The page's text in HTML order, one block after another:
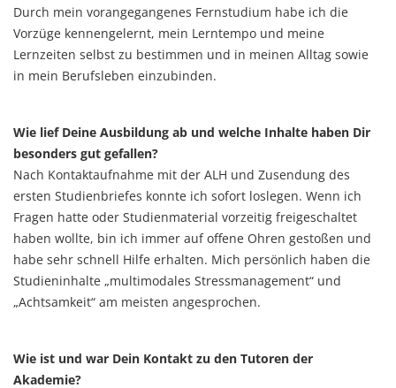
Durch mein vorangegangenes Fernstudium habe ich die
Vorzüge kennengelernt, mein Lerntempo und meine
Lernzeiten selbst zu bestimmen und in meinen Alltag sowie
in mein Berufsleben einzubinden.
Wie lief Deine Ausbildung ab und welche Inhalte haben Dir
besonders gut gefallen?
Nach Kontaktaufnahme mit der ALH und Zusendung des
ersten Studienbriefes konnte ich sofort loslegen. Wenn ich
Fragen hatte oder Studienmaterial vorzeitig freigeschaltet
haben wollte, bin ich immer auf offene Ohren gestoßen und
habe sehr schnell Hilfe erhalten. Mich persönlich haben die
Studieninhalte „multimodales Stressmanagement“ und
„Achtsamkeit“ am meisten angesprochen.
Wie ist und war Dein Kontakt zu den Tutoren der
Akademie?